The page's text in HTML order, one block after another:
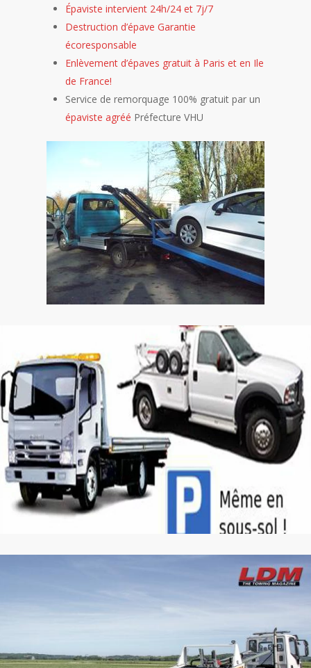
Épaviste intervient 24h/24 et 7j/7
Destruction d’épave Garantie
écoresponsable
Enlèvement d’épaves gratuit à Paris et en Ile
de France!
Service de remorquage 100% gratuit par un
épaviste agréé Préfecture VHU